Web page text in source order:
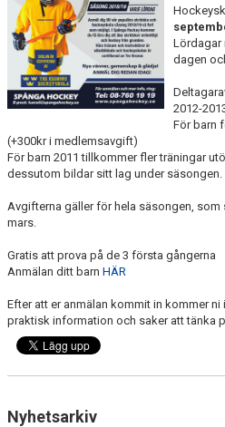
1929-KLUBBEN
PUCKEN RESTAURANG
MEDLEMSINFO
Lördagar
dagen
2012-
För barn
(+300kr i medlemsavgift)
För barn 2011 tillkommer fler träningar
dessutom bildar sitt lag under säsongen.
Avgifterna gäller för hela säsongen,
mars.
Gratis att prova på de 3 första gångerna
Anmälan ditt barn HÄR
Efter att er anmälan kommit in kommer
praktisk information och saker att tänka
Nyhetsarkiv